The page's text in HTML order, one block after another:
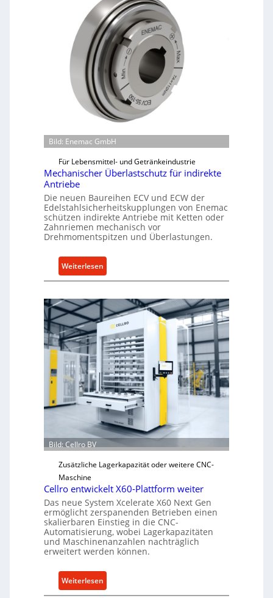
Bild: Enemac GmbH
Für Lebensmittel- und Getränkeindustrie
Mechanischer Überlastschutz für indirekte
Antriebe
Die neuen Baureihen ECV und ECW der
Edelstahlsicherheitskupplungen von Enemac
schützen indirekte Antriebe mit Ketten oder
Zahnriemen mechanisch vor
Drehmomentspitzen und Überlastungen.
Weiterlesen
M
c
h
n
i
c
h
e
r
Ü
b
r
s
t
s
c
u
t
Bild: Cellro BV
Zusätzliche Lagerkapazität oder weitere CNC-
Maschine
Cellro entwickelt X60-Plattform weiter
Das neue System Xcelerate X60 Next Gen
ermöglicht zerspanenden Betrieben einen
skalierbaren Einstieg in die CNC-
Automatisierung, wobei Lagerkapazitäten
und Maschinenanzahlen nachträglich
erweitert werden können.
Weiterlesen
C